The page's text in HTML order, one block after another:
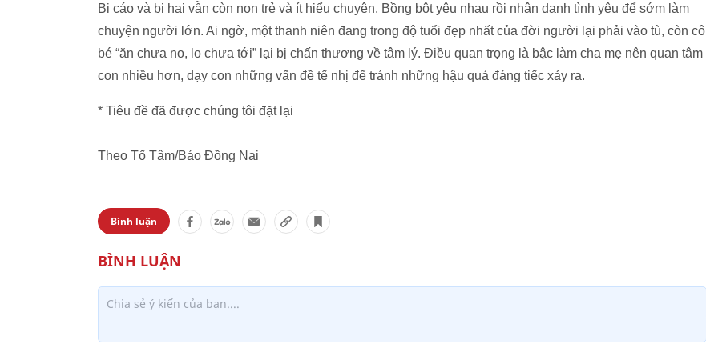
Bị cáo và bị hại vẫn còn non trẻ và ít hiểu chuyện. Bồng bột yêu nhau rồi nhân danh tình yêu để sớm làm
chuyện người lớn. Ai ngờ, một thanh niên đang trong độ tuổi đẹp nhất của đời người lại phải vào tù, còn cô
bé “ăn chưa no, lo chưa tới” lại bị chấn thương về tâm lý. Điều quan trọng là bậc làm cha mẹ nên quan tâm
con nhiều hơn, dạy con những vấn đề tế nhị để tránh những hậu quả đáng tiếc xảy ra.
* Tiêu đề đã được chúng tôi đặt lại
Theo Tố Tâm/Báo Đồng Nai
Bình luận